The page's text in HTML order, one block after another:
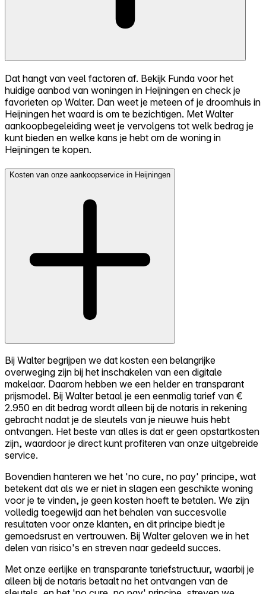
Dat hangt van veel factoren af. Bekijk Funda voor het
huidige aanbod van woningen in Heijningen en check je
favorieten op Walter. Dan weet je meteen of je droomhuis in
Heijningen het waard is om te bezichtigen. Met Walter
aankoopbegeleiding weet je vervolgens tot welk bedrag je
kunt bieden en welke kans je hebt om de woning in
Heijningen te kopen.
Kosten van onze aankoopservice in Heijningen
Bij Walter begrijpen we dat kosten een belangrijke
overweging zijn bij het inschakelen van een digitale
makelaar. Daarom hebben we een helder en transparant
prijsmodel. Bij Walter betaal je een eenmalig tarief van €
2.950 en dit bedrag wordt alleen bij de notaris in rekening
gebracht nadat je de sleutels van je nieuwe huis hebt
ontvangen. Het beste van alles is dat er geen opstartkosten
zijn, waardoor je direct kunt profiteren van onze uitgebreide
service.
Bovendien hanteren we het 'no cure, no pay' principe, wat
betekent dat als we er niet in slagen een geschikte woning
voor je te vinden, je geen kosten hoeft te betalen. We zijn
volledig toegewijd aan het behalen van succesvolle
resultaten voor onze klanten, en dit principe biedt je
gemoedsrust en vertrouwen. Bij Walter geloven we in het
delen van risico's en streven naar gedeeld succes.
Met onze eerlijke en transparante tariefstructuur, waarbij je
alleen bij de notaris betaalt na het ontvangen van de